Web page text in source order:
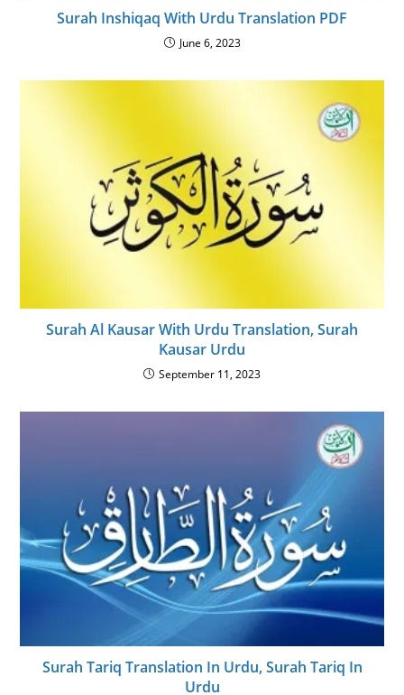
Surah Inshiqaq With Urdu Translation PDF
June 6, 2023
Surah Al Kausar With Urdu Translation, Surah
Kausar Urdu
September 11, 2023
Surah Tariq Translation In Urdu, Surah Tariq In
Urdu